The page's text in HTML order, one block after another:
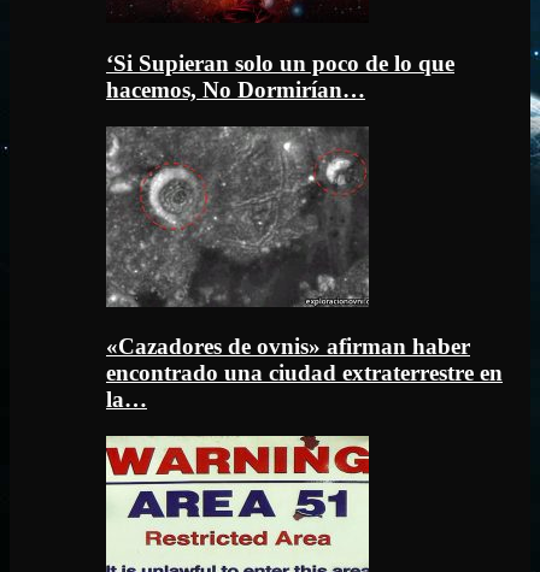
‘Si Supieran solo un poco de lo que
hacemos, No Dormirían…
«Cazadores de ovnis» afirman haber
encontrado una ciudad extraterrestre en
la…